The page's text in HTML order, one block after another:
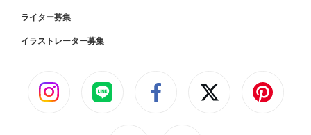
ライター募集
イラストレーター募集